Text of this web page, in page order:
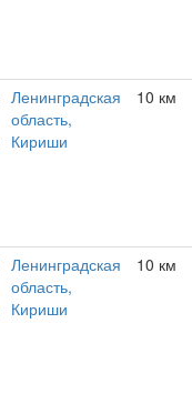
Ленинградская
область,
Кириши
10 км
Ленинградская
область,
Кириши
10 км